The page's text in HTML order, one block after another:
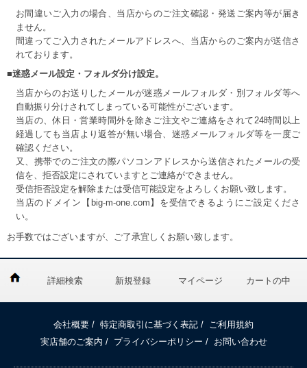
お間違いご入力の場合、当店からのご注文確認・発送ご案内等が届き
ません。
間違ってご入力されたメールアドレスへ、当店からのご案内が送信さ
れております。
■迷惑メール設定・フォルダ分け設定。
当店からのお送りしたメールが迷惑メールフォルダ・別フォルダ等へ
自動振り分けされてしまっている可能性がございます。
当店の、休日・営業時間外を除きご注文やご連絡をされて24時間以上
経過しても当店より返答が無い場合、迷惑メールフォルダ等を一度ご
確認ください。
又、携帯でのご注文の際パソコンアドレスから送信されたメールの受
信を、拒否設定にされていますとご連絡ができません。
受信拒否設定を解除または受信可能設定をよろしくお願い致します。
当店のドメイン【big-m-one.com】を受信できるようにご設定くださ
い。
お手数ではございますが、ご了承宜しくお願い致します。
詳細検索 新規登録 マイページ カートの中
会社概要 / 特定商取引に基づく表記 /
ご利用規約
実店舗のご案内 / プライバシーポリシー / お問い合わせ